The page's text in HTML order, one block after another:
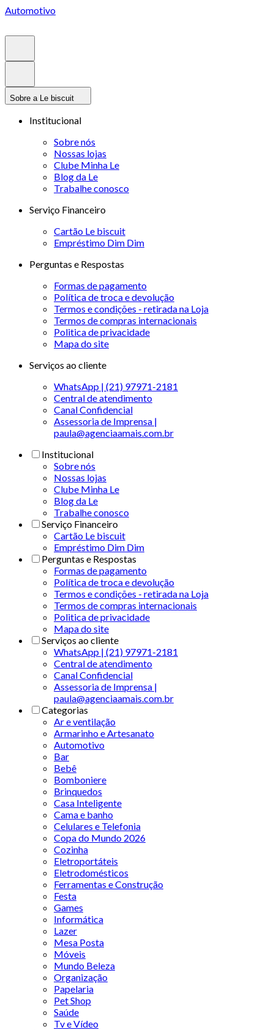
Automotivo
Sobre a Le biscuit
Institucional
Sobre nós
Nossas lojas
Clube Minha Le
Blog da Le
Trabalhe conosco
Serviço Financeiro
Cartão Le biscuit
Empréstimo Dim Dim
Perguntas e Respostas
Formas de pagamento
Política de troca e devolução
Termos e condições - retirada na Loja
Termos de compras internacionais
Politica de privacidade
Mapa do site
Serviços ao cliente
WhatsApp | (21) 97971-2181
Central de atendimento
Canal Confidencial
Assessoria de Imprensa |
paula@agenciaamais.com.br
Institucional
Sobre nós
Nossas lojas
Clube Minha Le
Blog da Le
Trabalhe conosco
Serviço Financeiro
Cartão Le biscuit
Empréstimo Dim Dim
Perguntas e Respostas
Formas de pagamento
Política de troca e devolução
Termos e condições - retirada na Loja
Termos de compras internacionais
Politica de privacidade
Mapa do site
Serviços ao cliente
WhatsApp | (21) 97971-2181
Central de atendimento
Canal Confidencial
Assessoria de Imprensa |
paula@agenciaamais.com.br
Categorias
Ar e ventilação
Armarinho e Artesanato
Automotivo
Bar
Bebê
Bomboniere
Brinquedos
Casa Inteligente
Cama e banho
Celulares e Telefonia
Copa do Mundo 2026
Cozinha
Eletroportáteis
Eletrodomésticos
Ferramentas e Construção
Festa
Games
Informática
Lazer
Mesa Posta
Móveis
Mundo Beleza
Organização
Papelaria
Pet Shop
Saúde
Tv e Vídeo